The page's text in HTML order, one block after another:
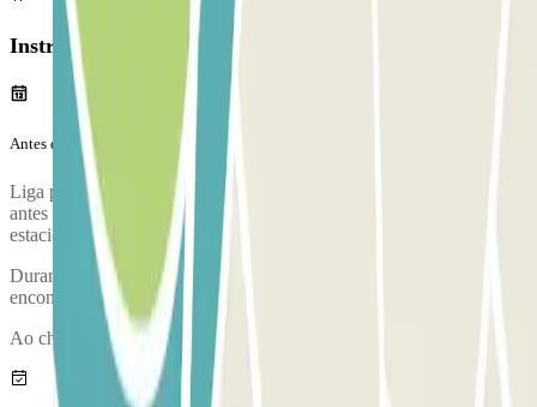
Instruções
Antes da tua viagem
Liga para o parque de estacionamento aproximadamente 15 minutos
antes de chegares ao aeroporto. O número de telefone do parque de
estacionamento será fornecido assim que tiveres finalizado a reserva.
Durante a chamada, um funcionário irá confirmar-te o ponto de
encontro.
Ao chegares, irá realizar-se uma inspeção do teu veículo.